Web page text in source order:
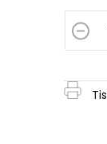
Měrná
cena: